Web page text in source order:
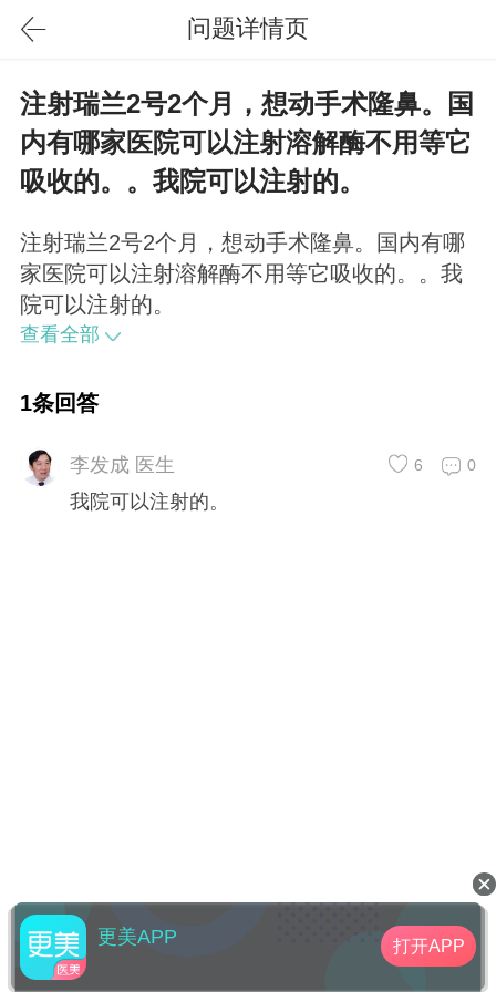
问题详情页
注射瑞兰2号2个月，想动手术隆鼻。国
内有哪家医院可以注射溶解酶不用等它
吸收的。。我院可以注射的。
注射瑞兰2号2个月，想动手术隆鼻。国内有哪
家医院可以注射溶解酶不用等它吸收的。。我
院可以注射的。
查看全部
1条回答
李发成 医生 0
6
我院可以注射的。
更美APP 打开APP